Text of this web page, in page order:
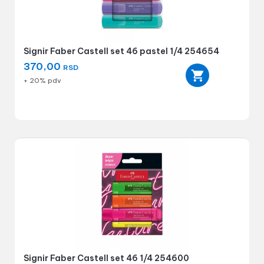
Signir Faber Castell set 46 pastel 1/4 254654
370,00 RSD
+ 20% pdv
Signir Faber Castell set 46 1/4 254600